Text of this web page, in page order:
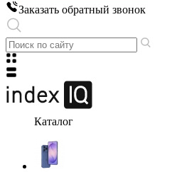
Заказать обратный звонок
Каталог